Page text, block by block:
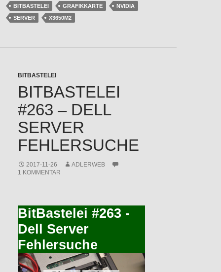
BITBASTELEI GRAFIKKARTE
NVIDIA
SERVER
X3650M2
BITBASTELEI
BITBASTELEI
#263 – DELL
SERVER
FEHLERSUCHE
2017-11-26
ADLERWEB
1 KOMMENTAR
BitBastelei #263 -
Dell Server
Fehlersuche